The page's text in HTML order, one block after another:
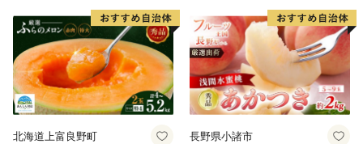
北海道上富良野町 長野県小諸市